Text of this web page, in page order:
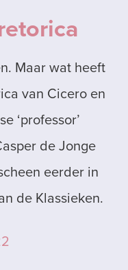
Maar wat heeft
van Cicero en
‘professor’
de Jonge
eerder in
de Klassieken.